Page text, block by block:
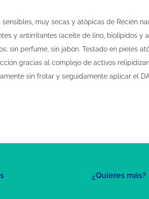
muy secas y atópicas de Recién
y antirritantes (aceite de lino, biolípidos y
sin perfume, sin jabón. Testado en pieles
gracias al complejo de activos
sin frotar y seguidamente aplicar el
¿Quieres más?